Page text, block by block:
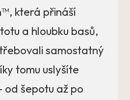
která přináší
a hloubku basů,
samostatný
tomu uslyšíte
od šepotu až po